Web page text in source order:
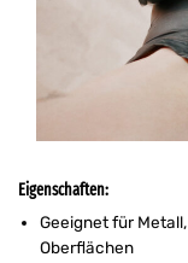
Eigenschaften:
Geeignet für
Oberflächen